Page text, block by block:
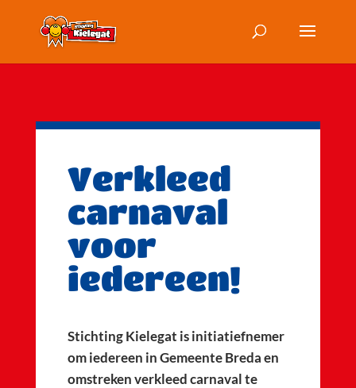
Verkleed
carnaval
voor
iedereen!
Stichting Kielegat is initiatiefnemer
om iedereen in Gemeente Breda en
omstreken verkleed carnaval te